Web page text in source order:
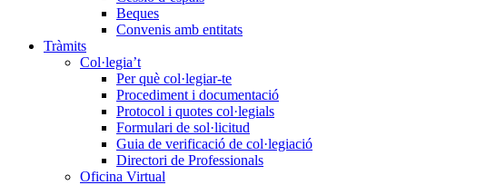
Beques
Convenis amb entitats
Tràmits
Col·legia’t
Per què col·legiar-te
Procediment i documentació
Protocol i quotes col·legials
Formulari de sol·licitud
Guia de verificació de col·legiació
Directori de Professionals
Oficina Virtual